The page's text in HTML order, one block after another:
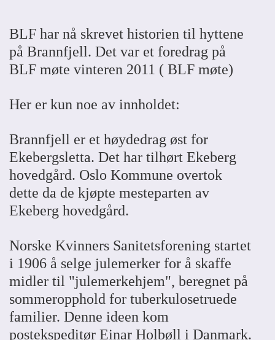
BLF har nå skrevet historien til hyttene
på Brannfjell. Det var et foredrag på
BLF møte vinteren 2011 ( BLF møte)
Her er kun noe av innholdet:
Brannfjell er et høydedrag øst for
Ekebergsletta. Det har tilhørt Ekeberg
hovedgård. Oslo Kommune overtok
dette da de kjøpte mesteparten av
Ekeberg hovedgård.
Norske Kvinners Sanitetsforening startet
i 1906 å selge julemerker for å skaffe
midler til "julemerkehjem", beregnet på
sommeropphold for tuberkulosetruede
familier. Denne ideen kom
postekspeditør Einar Holbøll i Danmark.